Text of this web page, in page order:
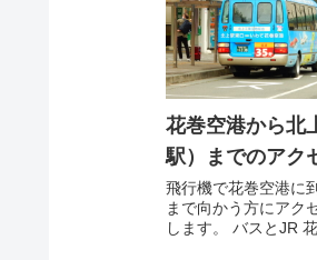
花巻空港から北
駅）までのアク
飛行機で花巻空港に
まで向かう方にアク
します。 バスとJR
ビルから岩手県交通